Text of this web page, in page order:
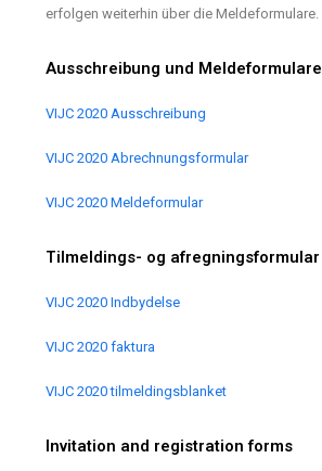
erfolgen weiterhin über die Meldeformulare.
Ausschreibung und Meldeformulare
VIJC 2020 Ausschreibung
VIJC 2020 Abrechnungsformular
VIJC 2020 Meldeformular
Tilmeldings- og afregningsformular
VIJC 2020 Indbydelse
VIJC 2020 faktura
VIJC 2020 tilmeldingsblanket
Invitation and registration forms